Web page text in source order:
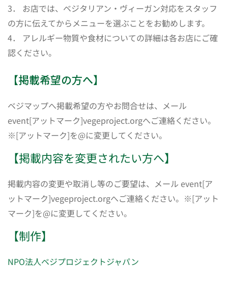
3． お店では、ベジタリアン・ヴィーガン対応をスタッフ
の方に伝えてからメニューを選ぶことをお勧めします。
4． アレルギー物質や食材についての詳細は各お店にご確
認ください。
【掲載希望の方へ】
ベジマップへ掲載希望の方やお問合せは、メール
event[アットマーク]vegeproject.orgへご連絡ください。
※[アットマーク]を@に変更してください。
【掲載内容を変更されたい方へ】
掲載内容の変更や取消し等のご要望は、メール event[ア
ットマーク]vegeproject.orgへご連絡ください。※[アット
マーク]を@に変更してください。
【制作】
NPO法人ベジプロジェクトジャパン